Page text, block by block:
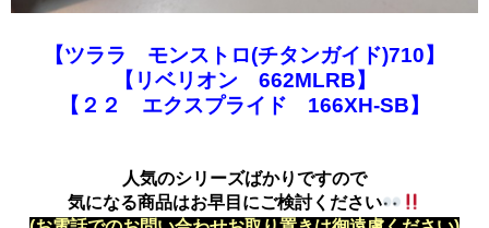
【ツララ モンストロ(チタンガイド)710】
【リベリオン 662MLRB】
【２２ エクスプライド 166XH-SB】
人気のシリーズばかりですので
気になる商品はお早目にご検討ください